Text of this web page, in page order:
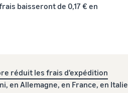
baisseront de 0,17 € en
réduit les frais d'expédition
en Allemagne, en France, en Italie